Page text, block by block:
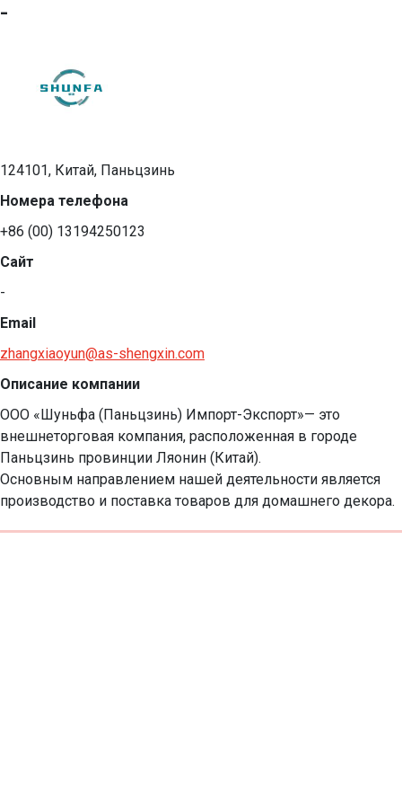
-
124101, Китай, Паньцзинь
Номера телефона
+86 (00) 13194250123
Сайт
-
Email
zhangxiaoyun@as-shengxin.com
Описание компании
ООО «Шуньфа (Паньцзинь) Импорт-Экспорт»— это
внешнеторговая компания, расположенная в городе
Паньцзинь провинции Ляонин (Китай).
Основным направлением нашей деятельности является
производство и поставка товаров для домашнего декора.